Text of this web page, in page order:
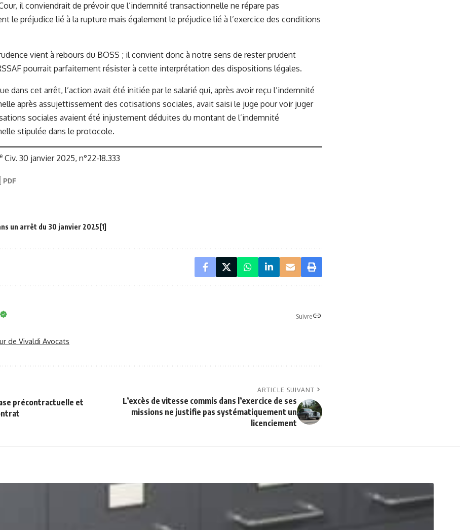
il conviendrait de prévoir que l’indemnité transactionnelle ne répare pas
le préjudice lié à la rupture mais également le préjudice lié à l’exercice des conditions
vient à rebours du BOSS ; il convient donc à notre sens de rester prudent
pourrait parfaitement résister à cette interprétation des dispositions légales.
dans cet arrêt, l’action avait été initiée par le salarié qui, après avoir reçu l’indemnité
après assujettissement des cotisations sociales, avait saisi le juge pour voir juger
sociales avaient été injustement déduites du montant de l’indemnité
stipulée dans le protocole.
Civ. 30 janvier 2025, n°22-18.333
un arrêt du 30 janvier 2025[1]
Suivre
de Vivaldi Avocats
précontractuelle et
ARTICLE SUIVANT
L’excès de vitesse commis dans l’exercice de ses
missions ne justifie pas systématiquement un
licenciement